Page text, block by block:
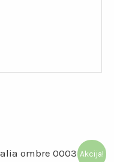
Akcija!